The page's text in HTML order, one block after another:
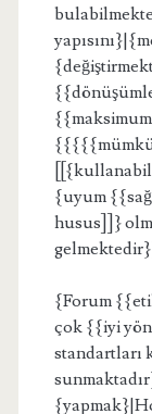
{uyum
husus]]}
{Forum
çok {{iyi
standartları